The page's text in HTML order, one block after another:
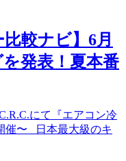
較ナビ】6月
発表！夏本番
にて『エアコン冷
催〜 日本最大級のキ